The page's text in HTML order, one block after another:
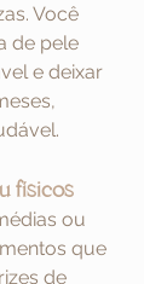
Você
de pele
e deixar
físicos
ou
que
de